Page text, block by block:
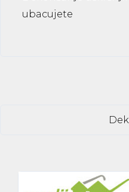
ubacujete